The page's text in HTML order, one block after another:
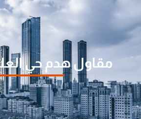
مقاول هدم حي